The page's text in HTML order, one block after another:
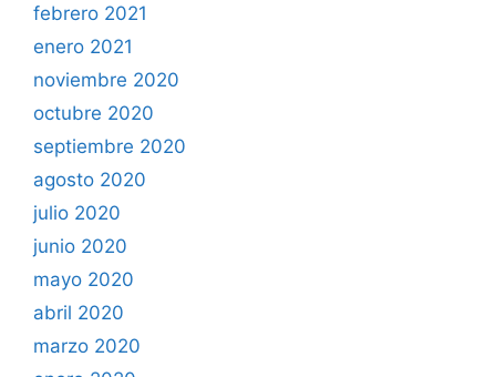
febrero 2021
enero 2021
noviembre 2020
octubre 2020
septiembre 2020
agosto 2020
julio 2020
junio 2020
mayo 2020
abril 2020
marzo 2020